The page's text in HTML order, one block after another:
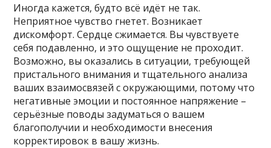
Иногда кажется, будто всё идёт не так.
Неприятное чувство гнетет. Возникает
дискомфорт. Сердце сжимается. Вы чувствуете
себя подавленно, и это ощущение не проходит.
Возможно, вы оказались в ситуации, требующей
пристального внимания и тщательного анализа
ваших взаимосвязей с окружающими, потому что
негативные эмоции и постоянное напряжение –
серьёзные поводы задуматься о вашем
благополучии и необходимости внесения
корректировок в вашу жизнь.